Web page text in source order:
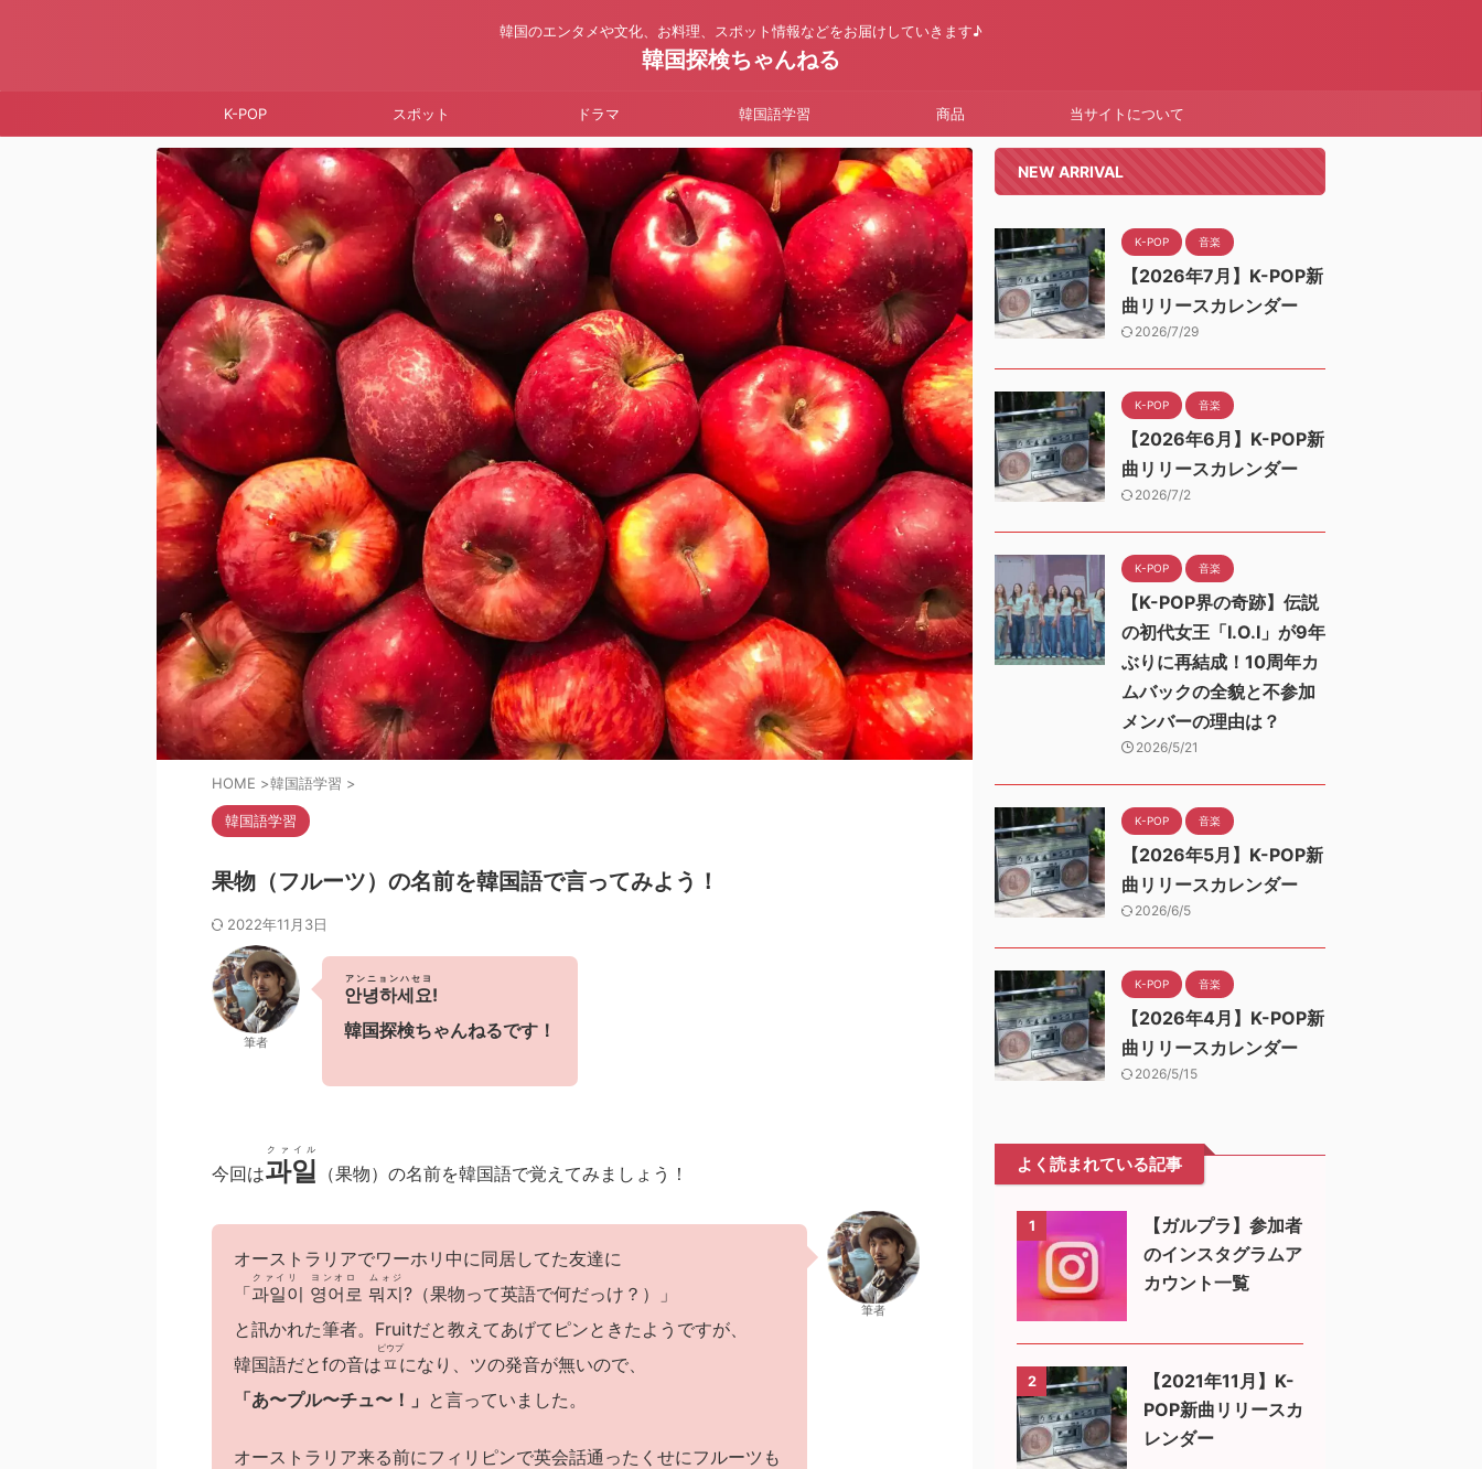
韓国のエンタメや文化、お料理、スポット情報などをお届けしていきます♪
韓国探検ちゃんねる
K-POP スポット ドラマ 韓国語学習 商品 当サイトについて
HOME >韓国語学習 >
韓国語学習
果物（フルーツ）の名前を韓国語で言ってみよう！
2022年11月3日
筆者
안녕하세요
アンニョンハセヨ
!
韓国探検ちゃんねるです！
今回は과일
クァイル
（果物）の名前を韓国語で覚えてみましょう！
オーストラリアでワーホリ中に同居してた友達に
「과일이 영어로 뭐지
クァイリ ヨンオロ ムォジ
?（果物って英語で何だっけ？）」
と訊かれた筆者。Fruitだと教えてあげてピンときたようですが、
韓国語だとfの音はㅍ
ピウプ
になり、 ツの発音が無いので、
「あ〜プル〜チュ〜！」 と言っていました。
オーストラリア来る前にフィリピンで英会話通ったくせにフルーツも
筆者
NEW ARRIVAL
K-POP 音楽
【2026年7月】K-POP新
曲リリースカレンダー
2026/7/29
K-POP 音楽
【2026年6月】K-POP新
曲リリースカレンダー
2026/7/2
K-POP 音楽
【K-POP界の奇跡】伝説
の初代女王「I.O.I」が9年
ぶりに再結成！10周年カ
ムバックの全貌と不参加
メンバーの理由は？
2026/5/21
K-POP 音楽
【2026年5月】K-POP新
曲リリースカレンダー
2026/6/5
K-POP 音楽
【2026年4月】K-POP新
曲リリースカレンダー
2026/5/15
よく読まれている記事
1
【ガルプラ】参加者
のインスタグラムア
カウント一覧
2
【2021年11月】K-
POP新曲リリースカ
レンダー